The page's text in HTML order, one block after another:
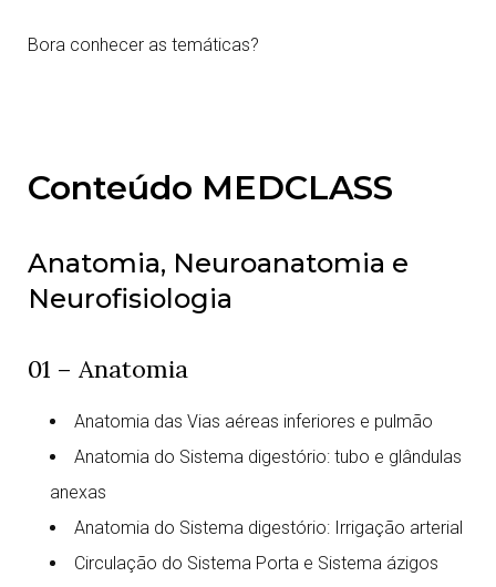
Bora conhecer as temáticas?
Conteúdo MEDCLASS
Anatomia, Neuroanatomia e
Neurofisiologia
01 – Anatomia
Anatomia das Vias aéreas inferiores e pulmão
Anatomia do Sistema digestório: tubo e glândulas
anexas
Anatomia do Sistema digestório: Irrigação arterial
Circulação do Sistema Porta e Sistema ázigos